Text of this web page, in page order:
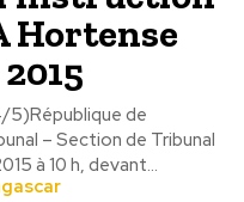
Hortense
5)République de
– Section de Tribunal
à 10 h, devant...